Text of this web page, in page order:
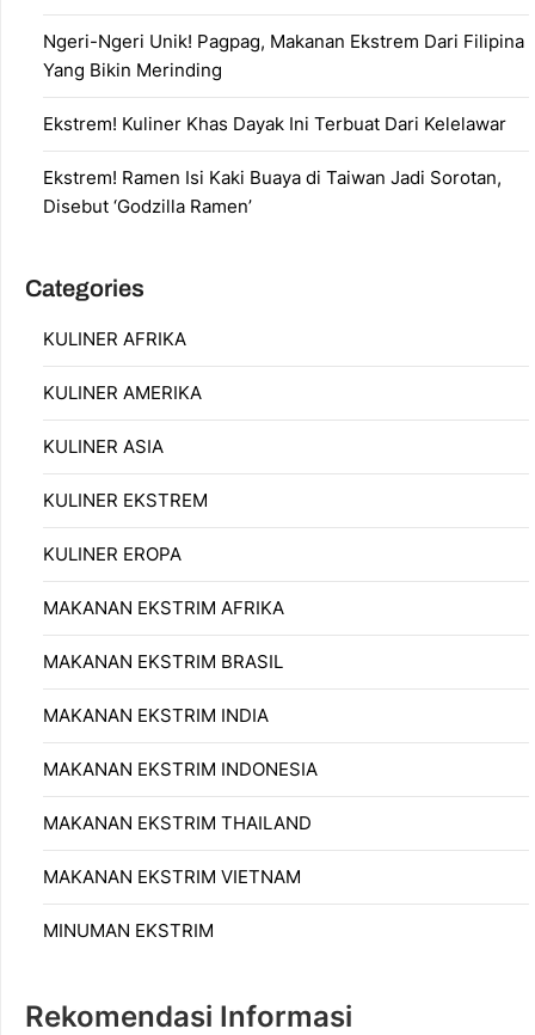
Ngeri-Ngeri Unik! Pagpag, Makanan Ekstrem Dari Filipina
Yang Bikin Merinding
Ekstrem! Kuliner Khas Dayak Ini Terbuat Dari Kelelawar
Ekstrem! Ramen Isi Kaki Buaya di Taiwan Jadi Sorotan,
Disebut ‘Godzilla Ramen’
Categories
KULINER AFRIKA
KULINER AMERIKA
KULINER ASIA
KULINER EKSTREM
KULINER EROPA
MAKANAN EKSTRIM AFRIKA
MAKANAN EKSTRIM BRASIL
MAKANAN EKSTRIM INDIA
MAKANAN EKSTRIM INDONESIA
MAKANAN EKSTRIM THAILAND
MAKANAN EKSTRIM VIETNAM
MINUMAN EKSTRIM
Rekomendasi Informasi